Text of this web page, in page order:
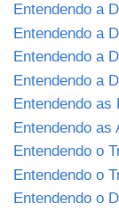
Entendendo a
Entendendo a
Entendendo a
Entendendo a
Entendendo
Entendendo as
Entendendo o
Entendendo o
Entendendo o